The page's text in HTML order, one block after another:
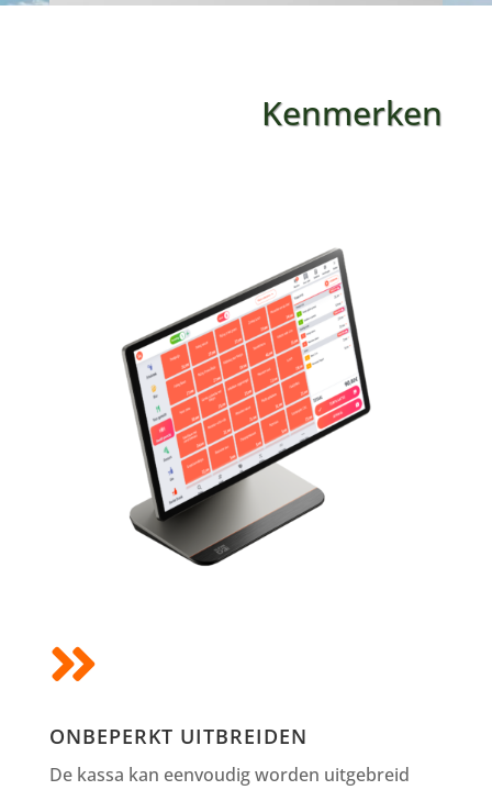
Kenmerken

ONBEPERKT UITBREIDEN
De kassa kan eenvoudig worden uitgebreid